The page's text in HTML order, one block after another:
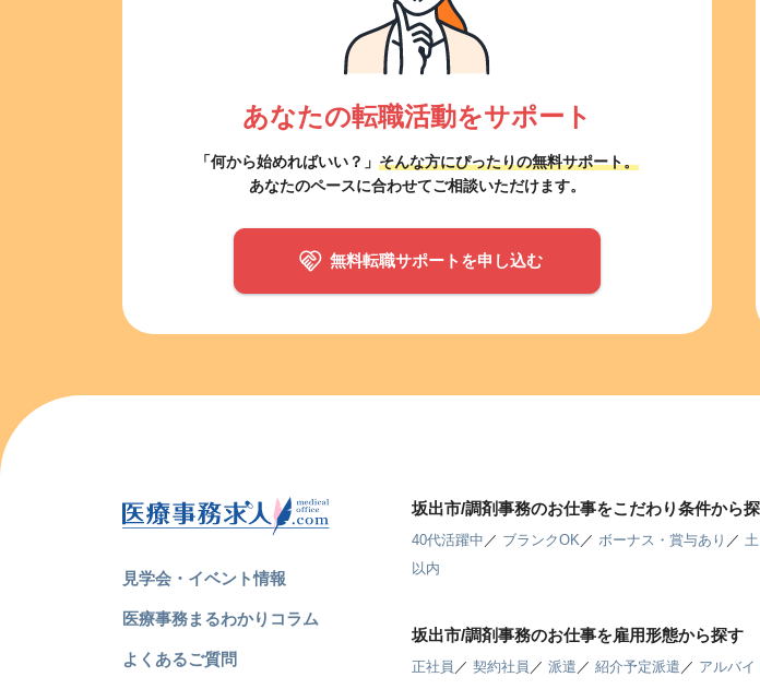
あなたの転職活動をサポート
「何から始めればいい？」 そんな方にぴったりの無料サポート。
あなたのペースに合わせてご相談いただけます。
無料転職サポートを申し込む
見学会・イベント情報
医療事務まるわかりコラム
よくあるご質問
坂出市/調剤事務のお仕事をこだわり条件から
40代活躍中 ／ ブランクOK ／ ボーナス・賞与あり ／
以内
坂出市/調剤事務のお仕事を雇用形態から探す
正社員 ／契約社員 ／派遣 ／紹介予定派遣 ／ アルバイ